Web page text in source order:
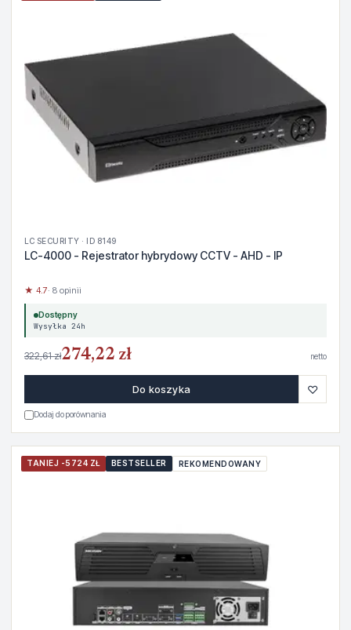
LC SECURITY · ID 8149
LC-4000 - Rejestrator hybrydowy CCTV - AHD - IP
★ 4.7· 8 opinii
Dostępny
Wysyłka 24h
322,61 zł274,22 zł netto
Do koszyka ♡
Dodaj do porównania
TANIEJ -5724 ZŁ BESTSELLER REKOMENDOWANY